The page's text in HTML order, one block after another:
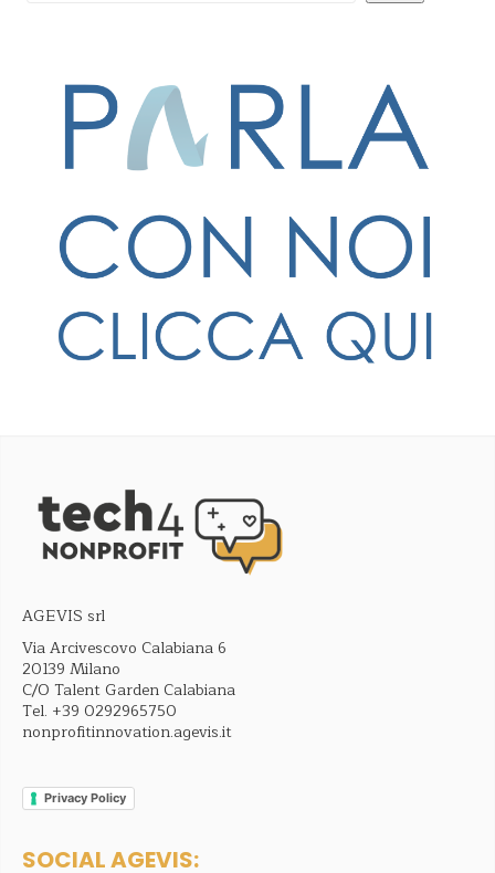
AGEVIS srl
Via Arcivescovo Calabiana 6
20139 Milano
C/O Talent Garden Calabiana
Tel. +39 0292965750
nonprofitinnovation.agevis.it
Privacy Policy
SOCIAL AGEVIS: